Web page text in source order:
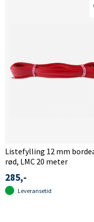
Listefylling 12 mm
rød, LMC 20 meter
285,-
Leveransetid